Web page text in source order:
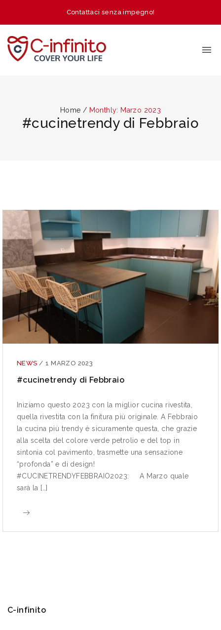
Contattaci senza impegno!
Home / Monthly: Marzo 2023
#cucinetrendy di Febbraio
NEWS / 1 MARZO 2023
#cucinetrendy di Febbraio
Iniziamo questo 2023 con la miglior cucina rivestita,
quella rivestita con la finitura più originale. A Febbraio
la cucina più trendy è sicuramente questa, che grazie
alla scelta del colore verde petrolio e del top in
sintonia col pavimento, trasmette una sensazione
“profonda” e di design!
#CUCINETRENDYFEBBRAIO2023: A Marzo quale
sarà la […]
C-infinito